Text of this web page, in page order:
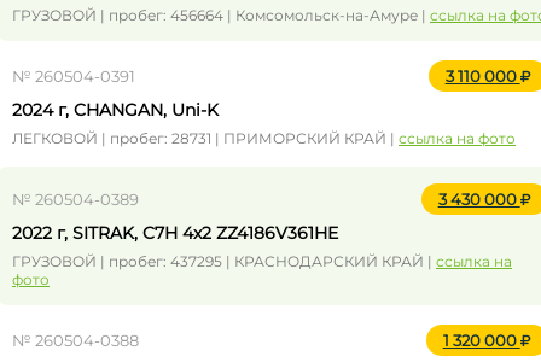
ГРУЗОВОЙ | пробег: 456664 | Комсомольск-на-Амуре | ссылка на
№ 260504-0391 3 110 000
2024 г, CHANGAN, Uni-K
ЛЕГКОВОЙ | пробег: 28731 | ПРИМОРСКИЙ КРАЙ | ссылка на фото
№ 260504-0389 3 430 000
2022 г, SITRAK, C7H 4x2 ZZ4186V361HE
ГРУЗОВОЙ | пробег: 437295 | КРАСНОДАРСКИЙ КРАЙ | ссылка на
фото
№ 260504-0388 1 320 000